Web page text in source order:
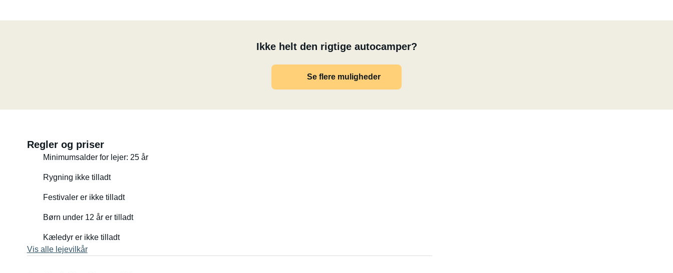
Ikke helt den rigtige autocamper?
Se flere muligheder
Regler og priser
Minimumsalder for lejer: 25 år
Rygning ikke tilladt
Festivaler er ikke tilladt
Børn under 12 år er tilladt
Kæledyr er ikke tilladt
Vis alle lejevilkår